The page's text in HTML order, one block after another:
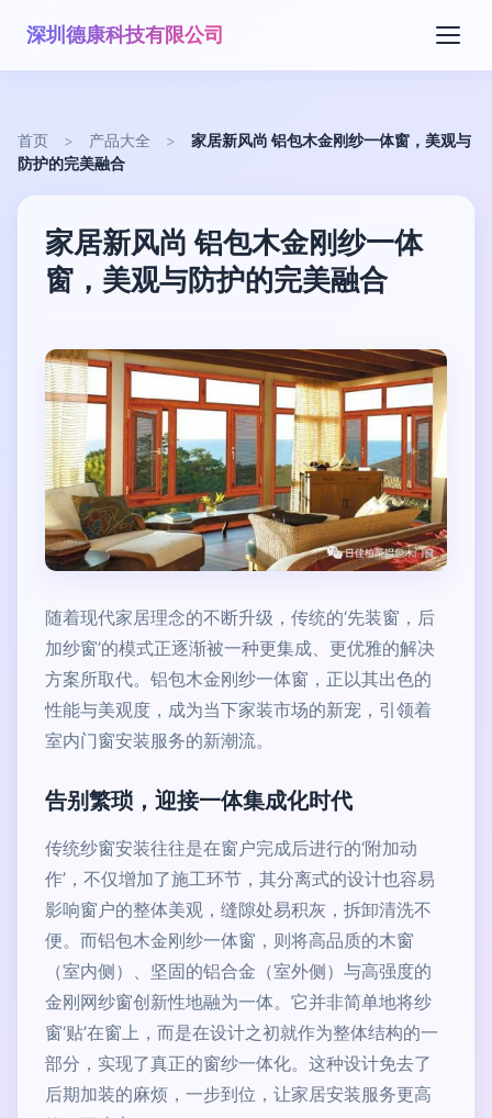
深圳德康科技有限公司
首页 > 产品大全 >
家居新风尚 铝包木金刚纱一体窗，美观与
防护的完美融合
家居新风尚 铝包木金刚纱一体
窗，美观与防护的完美融合
随着现代家居理念的不断升级，传统的‘先装窗，后
加纱窗’的模式正逐渐被一种更集成、更优雅的解决
方案所取代。铝包木金刚纱一体窗，正以其出色的
性能与美观度，成为当下家装市场的新宠，引领着
室内门窗安装服务的新潮流。
告别繁琐，迎接一体集成化时代
传统纱窗安装往往是在窗户完成后进行的‘附加动
作’，不仅增加了施工环节，其分离式的设计也容易
影响窗户的整体美观，缝隙处易积灰，拆卸清洗不
便。而铝包木金刚纱一体窗，则将高品质的木窗
（室内侧）、坚固的铝合金（室外侧）与高强度的
金刚网纱窗创新性地融为一体。它并非简单地将纱
窗‘贴’在窗上，而是在设计之初就作为整体结构的一
部分，实现了真正的窗纱一体化。这种设计免去了
后期加装的麻烦，一步到位，让家居安装服务更高